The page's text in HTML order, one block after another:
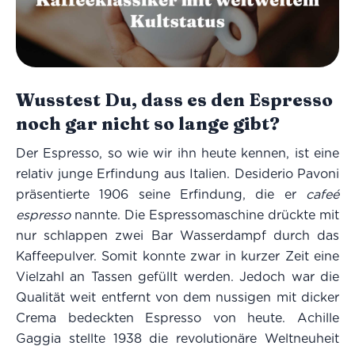
Wusstest Du, dass es den Espresso
noch gar nicht so lange gibt?
Der Espresso, so wie wir ihn heute kennen, ist eine
relativ junge Erfindung aus Italien. Desiderio Pavoni
präsentierte 1906 seine Erfindung, die er cafeé
espressonannte. Die Espressomaschine drückte mit
nur schlappen zwei Bar Wasserdampf durch das
Kaffeepulver. Somit konnte zwar in kurzer Zeit eine
Vielzahl an Tassen gefüllt werden. Jedoch war die
Qualität weit entfernt von dem nussigen mit dicker
Crema bedeckten Espresso von heute. Achille
Gaggia stellte 1938 die revolutionäre Weltneuheit